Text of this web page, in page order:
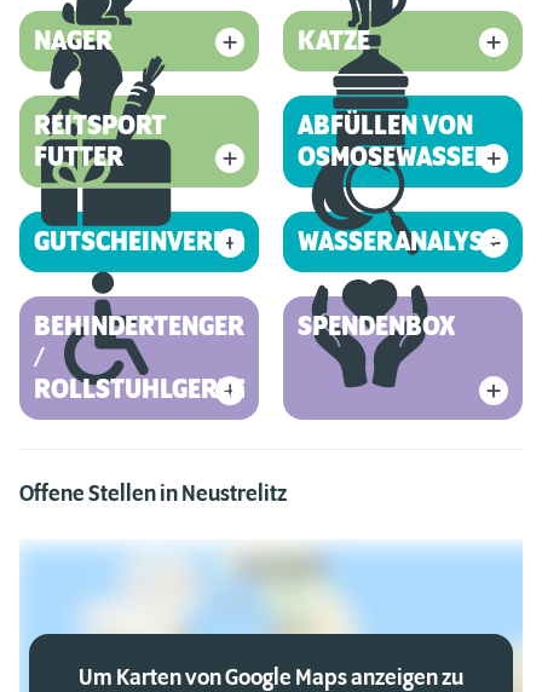
NAGER KATZE
REITSPORT
FUTTER
ABFÜLLEN VON
OSMOSEWASSER
GUTSCHEINVERKAUF WASSERANALYSE
BEHINDERTENGERECHT
/
ROLLSTUHLGERECHT
SPENDENBOX
Offene Stellen in Neustrelitz
Um Karten von Google Maps anzeigen zu